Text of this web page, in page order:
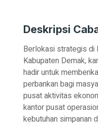
Deskripsi
Berlokasi strategis di
Kabupaten Demak,
hadir untuk
perbankan bagi
pusat aktivitas
kantor pusat
kebutuhan simpanan